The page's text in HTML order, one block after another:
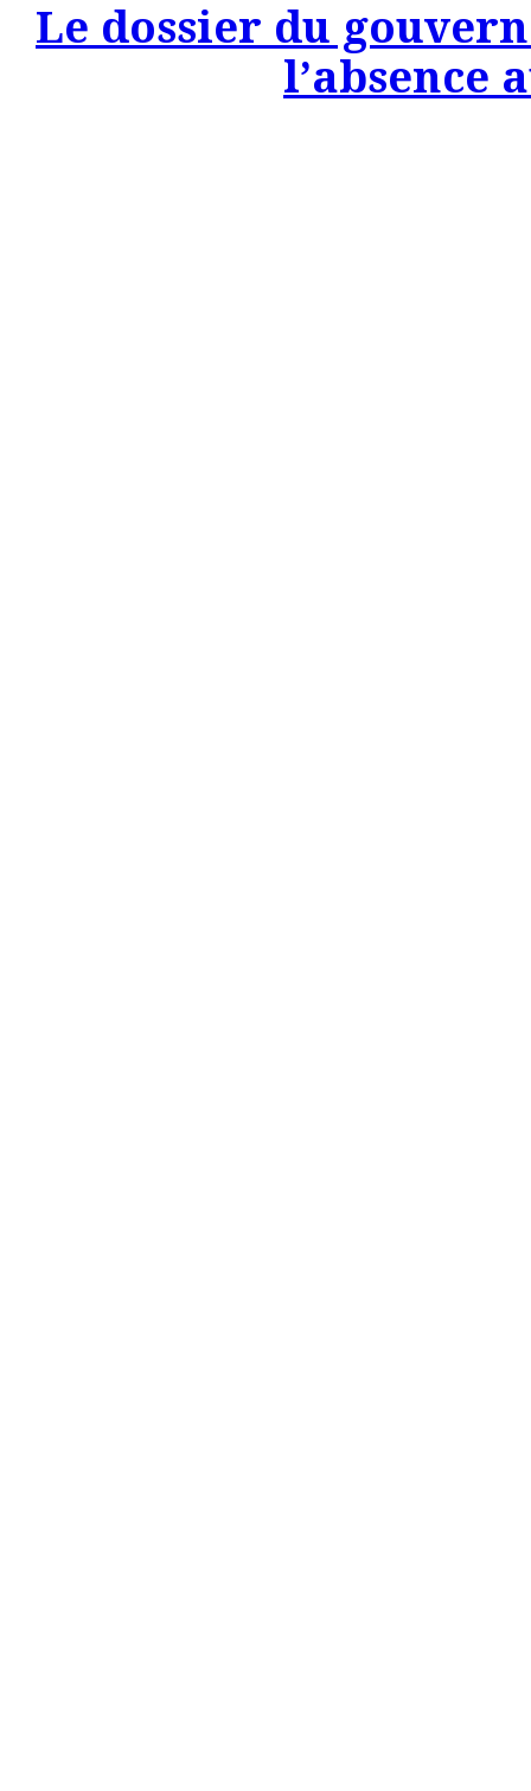
Le dossier du
l’absence